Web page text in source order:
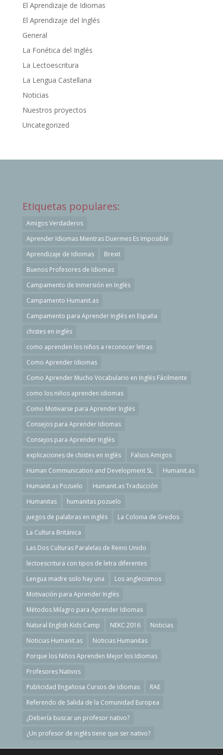
El Aprendizaje de Idiomas
El Aprendizaje del Inglés
General
La Fonética del Inglés
La Lectoescritura
La Lengua Castellana
Noticias
Nuestros proyectos
Uncategorized
Etiquetas populares:
Amigos Verdaderos
Aprender Idiomas Mientras Duermes Es Imposible
Aprendizaje de Idiomas
Brexit
Buenos Profesores de Idiomas
Campamento de Inmersión en Inglés
Campamento Humanit.as
Campamento para Aprender Inglés en España
chistes en inglés
como aprenden los niños a reconocer letras
Como Aprender Idiomas
Como Aprender Mucho Vocabulario en Inglés Fácilmente
como los niños aprenden idiomas
Como Motivarse para Aprender Inglés
Consejos para Aprender Idiomas
Consejos para Aprender Inglés
explicaciones de chistes en inglés
Falsos Amigos
Human Communication and Development SL
Humanit.as
Humanit.as Pozuelo
Humanit.as Traducción
Humanitas
humanitas pozuelo
juegos de palabras en inglés
La Colonia de Gredos
La Cultura Británica
Las Dos Culturas Paralelas de Reino Unido
lectoescritura con tipos de letra diferentes
Lengua madre solo hay una
Los anglecismos
Motivación para Aprender Inglés
Métodos Milagro para Aprender Idiomas
Natural English Kids Camp
NEKC 2016
Noticias
Noticias Humanit.as
Noticias Humanitas
Porque los Niños Aprenden Mejor los Idiomas
Profesores Nativos
Publicidad Engañosa Cursos de Idiomas
RAE
Referendo de Salida de la Comunidad Europea
¿Debería buscar un profesor nativo?
¿Un profesor de inglés tiene que ser nativo?